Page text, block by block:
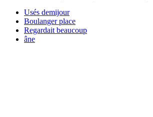
Usés demijour
Boulanger place
Regardait beaucoup
âne